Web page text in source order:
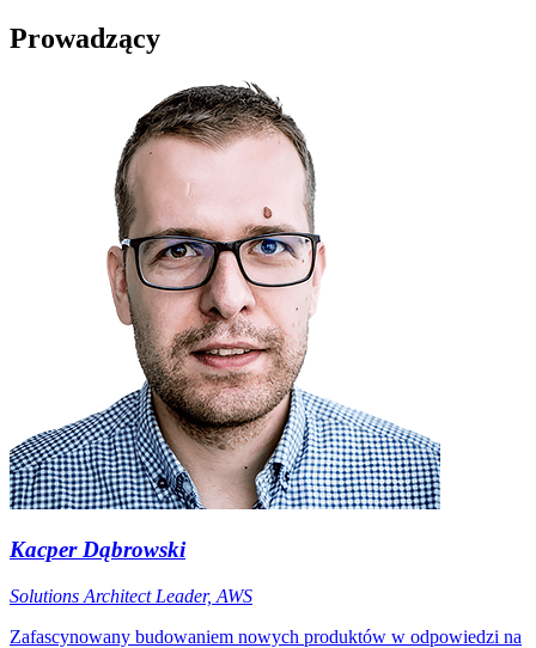
Prowadzący
Kacper Dąbrowski
Solutions Architect Leader, AWS
Zafascynowany budowaniem nowych produktów w odpowiedzi na